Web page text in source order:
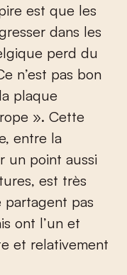
est que les
dans les
perd du
n’est pas bon
plaque
». Cette
entre la
un point aussi
est très
partagent pas
ont l’un et
et relativement